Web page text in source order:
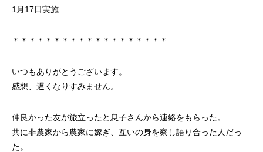
1月17日実施
＊＊＊＊＊＊＊＊＊＊＊＊＊＊＊＊＊＊＊
いつもありがとうございます。
感想、遅くなりすみません。
仲良かった友が旅立ったと息子さんから連絡をもらった。
共に非農家から農家に嫁ぎ、互いの身を察し語り合った人だっ
た。